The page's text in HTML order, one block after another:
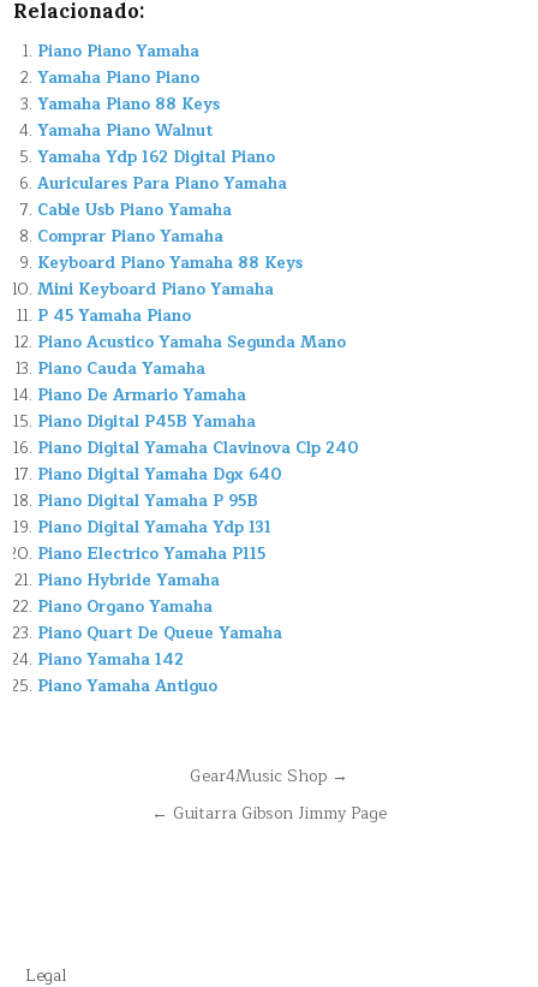
Relacionado:
Piano Piano Yamaha
Yamaha Piano Piano
Yamaha Piano 88 Keys
Yamaha Piano Walnut
Yamaha Ydp 162 Digital Piano
Auriculares Para Piano Yamaha
Cable Usb Piano Yamaha
Comprar Piano Yamaha
Keyboard Piano Yamaha 88 Keys
Mini Keyboard Piano Yamaha
P 45 Yamaha Piano
Piano Acustico Yamaha Segunda Mano
Piano Cauda Yamaha
Piano De Armario Yamaha
Piano Digital P45B Yamaha
Piano Digital Yamaha Clavinova Clp 240
Piano Digital Yamaha Dgx 640
Piano Digital Yamaha P 95B
Piano Digital Yamaha Ydp 131
Piano Electrico Yamaha P115
Piano Hybride Yamaha
Piano Organo Yamaha
Piano Quart De Queue Yamaha
Piano Yamaha 142
Piano Yamaha Antiguo
NavegaciónGear4Music Shop →
← Guitarra Gibson Jimmy Page
Legal